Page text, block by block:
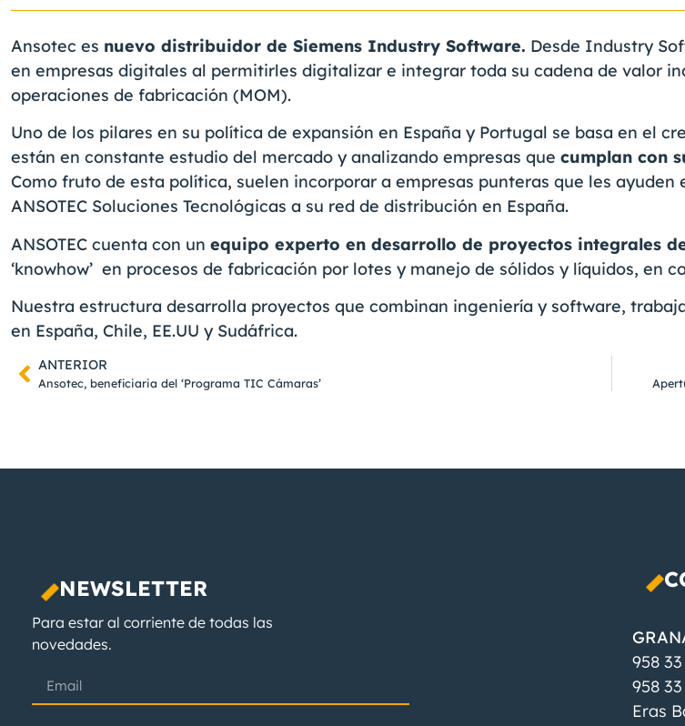
Ansotec es nuevo distribuidor de Siemens Industry Software. Desde Industry
en empresas digitales al permitirles digitalizar e integrar toda su cadena de valor
operaciones de fabricación (MOM).
Uno de los pilares en su política de expansión en España y Portugal se basa en el
están en constante estudio del mercado y analizando empresas que cumplan con
Como fruto de esta política, suelen incorporar a empresas punteras que les
ANSOTEC Soluciones Tecnológicas a su red de distribución en España.
ANSOTEC cuenta con un equipo experto en desarrollo de proyectos integrales
‘knowhow’ en procesos de fabricación por lotes y manejo de sólidos y líquidos, en
Nuestra estructura desarrolla proyectos que combinan ingeniería y software,
en España, Chile, EE.UU y Sudáfrica.
ANTERIOR
Ansotec, beneficiaria del ‘Programa TIC Cámaras’
NEWSLETTER
Para estar al corriente de todas las
novedades.
958
958 33
Eras